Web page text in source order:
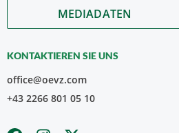
MEDIADATEN
KONTAKTIEREN SIE UNS
office@oevz.com
+43 2266 801 05 10